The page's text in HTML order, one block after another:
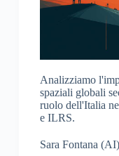
Analizziamo
spaziali globali
ruolo dell'Italia
e ILRS.
Sara Fontana (AI)